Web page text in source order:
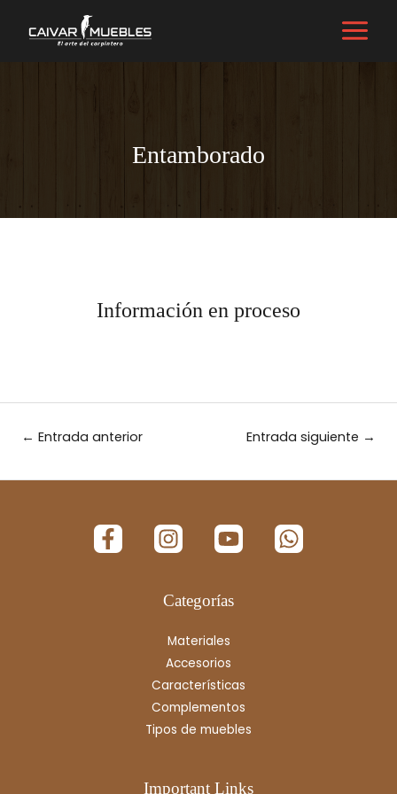
caivarmuebles@gmail.com
Entamborado
Información en proceso
← Entrada anterior Entrada siguiente →
Categorías
Materiales
Accesorios
Características
Complementos
Tipos de muebles
Important Links